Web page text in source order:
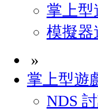
掌上型
模擬器
»
掌上型遊
NDS